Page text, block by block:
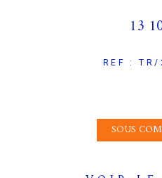
13
REF :
SOUS